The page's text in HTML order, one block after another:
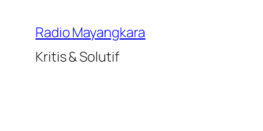
konten
Radio Mayangkara
Kritis & Solutif